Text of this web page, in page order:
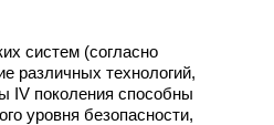
систем (согласно
различных технологий,
IV поколения способны
уровня безопасности,